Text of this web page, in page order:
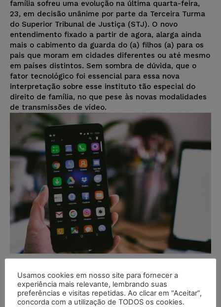
família sofreu uma evolução na última quarta-feira,
23, em decisão unânime por parte da Terceira Turma
do Superior Tribunal de Justiça (STJ). O novo
entendimento fixado a partir de agora, alarga ainda
mais o cabimento da guarda do (a) filhos (a) para os
pais que moram em cidades diferentes ou até mesmo
em países distintos. Sem sombra de dúvida, que o
fator tecnológico foi essencial para essa nova
interpretação sobre esse instituto tão especial do
direito de família, no que pese às novas modalidades
de transmissões de vídeo.
As novas regras da publicidade na
advocacia
MARKETING JURÍDICO E GESTÃO Frederico Cortez
Usamos cookies em nosso site para fornecer a
experiência mais relevante, lembrando suas
preferências e visitas repetidas. Ao clicar em “Aceitar”,
concorda com a utilização de TODOS os cookies.